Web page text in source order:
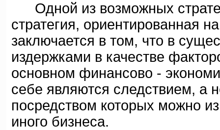
Одной из возможных
стратегия, ориентированная
заключается в том, что в
издержками в качестве
основном финансово -
себе являются следствием,
посредством которых можно
иного бизнеса.